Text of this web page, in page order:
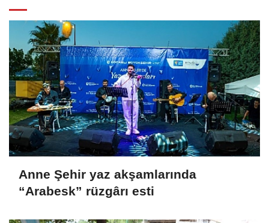
Anne Şehir yaz akşamlarında
“Arabesk” rüzgârı esti